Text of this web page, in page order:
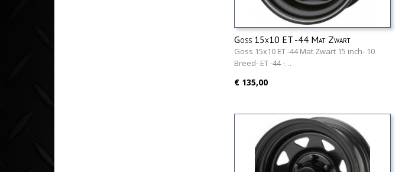
Goss 15x10 ET -44 Mat Zwart
Goss 15x10 ET -44 Mat Zwart 15 inch- 10
Breed- ET -44 -…
€ 135,00